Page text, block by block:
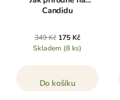
Candidu
349 Kč 175 Kč
Skladem (8 ks)
Do košíku